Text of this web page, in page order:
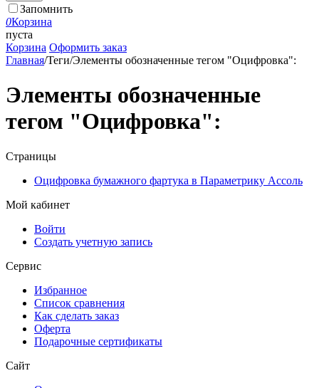
Запомнить
0Корзина
пуста
Корзина Оформить заказ
Главная/Теги/Элементы обозначенные тегом "Оцифровка":
Элементы обозначенные
тегом "Оцифровка":
Страницы
Оцифровка бумажного фартука в Параметрику Ассоль
Мой кабинет
Войти
Создать учетную запись
Сервис
Избранное
Список сравнения
Как сделать заказ
Оферта
Подарочные сертификаты
Сайт